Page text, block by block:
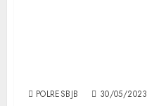
POLRESBJB 30/05/2023